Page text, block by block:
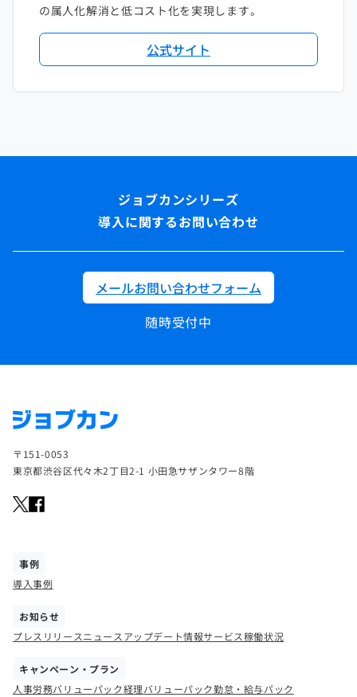
の属人化解消と低コスト化を実現します。
公式サイト
導入に関するお問い合わせ
メールお問い合わせフォーム
随時受付中
〒151-0053
東京都渋谷区代々木2丁目2-1 小田急サザンタワー8階
事例
導入事例
お知らせ
プレスリリースニュース アップデート情報サービス稼働状況
キャンペーン・プラン
人事労務バリューパック経理バリューパック勤怠・給与パック